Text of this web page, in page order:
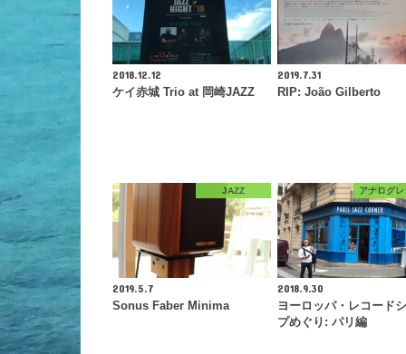
2018.12.12
ケイ赤城 Trio at 岡崎JAZZ
2019.7.31
RIP: João Gilberto
JAZZ
2019.5.7
Sonus Faber Minima
アナログ
2018.9.30
ヨーロッパ・レコード
プめぐり: パリ編